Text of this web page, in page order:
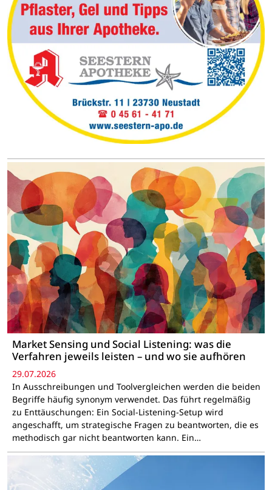
Market Sensing und Social Listening: was die
Verfahren jeweils leisten – und wo sie aufhören
29.07.2026
In Ausschreibungen und Toolvergleichen werden die beiden
Begriffe häufig synonym verwendet. Das führt regelmäßig
zu Enttäuschungen: Ein Social-Listening-Setup wird
angeschafft, um strategische Fragen zu beantworten, die es
methodisch gar nicht beantworten kann. Ein…